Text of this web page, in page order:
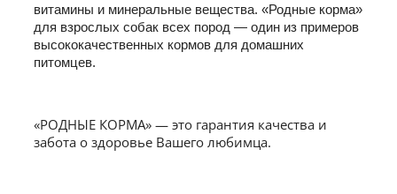
витамины и минеральные вещества. «Родные корма»
для взрослых собак всех пород — один из примеров
высококачественных кормов для домашних
питомцев.
«РОДНЫЕ КОРМА» — это гарантия качества и
забота о здоровье Вашего любимца.